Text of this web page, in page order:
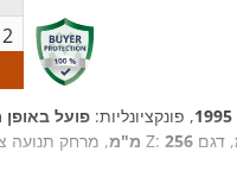
1995, פונקציונליות: פועל
250 מ"מ , מרחק תנועה ציר Z:
, דגם